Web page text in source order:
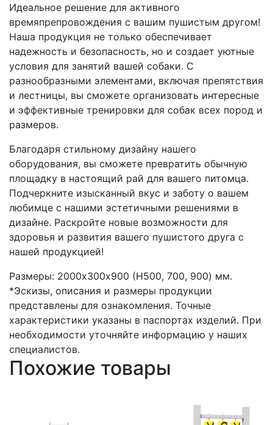
Идеальное решение для активного
времяпрепровождения с вашим пушистым другом!
Наша продукция не только обеспечивает
надежность и безопасность, но и создает уютные
условия для занятий вашей собаки. С
разнообразными элементами, включая препятствия
и лестницы, вы сможете организовать интересные
и эффективные тренировки для собак всех пород и
размеров.
Благодаря стильному дизайну нашего
оборудования, вы сможете превратить обычную
площадку в настоящий рай для вашего питомца.
Подчеркните изысканный вкус и заботу о вашем
любимце с нашими эстетичными решениями в
дизайне. Раскройте новые возможности для
здоровья и развития вашего пушистого друга с
нашей продукцией!
Размеры: 2000х300х900 (H500, 700, 900) мм.
*Эскизы, описания и размеры продукции
представлены для ознакомления. Точные
характеристики указаны в паспортах изделий. При
необходимости уточняйте информацию у наших
специалистов.
Похожие товары